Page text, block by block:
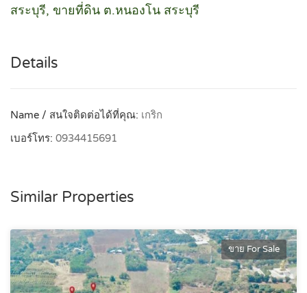
สระบุรี, ขายที่ดิน ต.หนองโน สระบุรี
Details
Name / สนใจติดต่อได้ที่คุณ: เกริก
เบอร์โทร: 0934415691
Similar Properties
ขาย For Sale